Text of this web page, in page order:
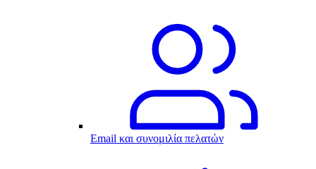
Email και συνομιλία πελατών